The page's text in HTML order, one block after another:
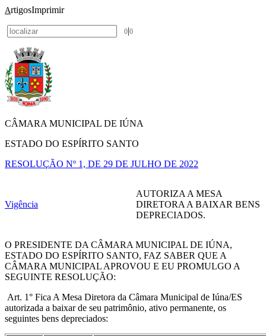
ArtigosImprimir
0|0
CÂMARA MUNICIPAL DE IÚNA
ESTADO DO ESPÍRITO SANTO
RESOLUÇÃO Nº 1, DE 29 DE JULHO DE 2022
Vigência
AUTORIZA A MESA
DIRETORA A BAIXAR BENS
DEPRECIADOS.
O PRESIDENTE DA CÂMARA MUNICIPAL DE IÚNA,
ESTADO DO ESPÍRITO SANTO, FAZ SABER QUE A
CÂMARA MUNICIPAL APROVOU E EU PROMULGO A
SEGUINTE RESOLUÇÃO:
Art. 1° Fica A Mesa Diretora da Câmara Municipal de Iúna/ES
autorizada a baixar de seu patrimônio, ativo permanente, os
seguintes bens depreciados: